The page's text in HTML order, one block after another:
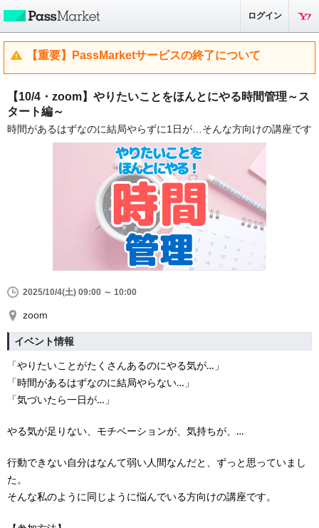
ログイン
【重要】PassMarketサービスの終了について
【10/4・zoom】やりたいことをほんとにやる時間管理～ス
タート編～
時間があるはずなのに結局やらずに1日が…そんな方向けの講座です
2025/10/4(土) 09:00 ～ 10:00
zoom
イベント情報
「やりたいことがたくさんあるのにやる気が…」
「時間があるはずなのに結局やらない…」
「気づいたら一日が…」
やる気が足りない、モチベーションが、気持ちが、…
行動できない自分はなんて弱い人間なんだと、ずっと思っていまし
た。
そんな私のように同じように悩んでいる方向けの講座です。